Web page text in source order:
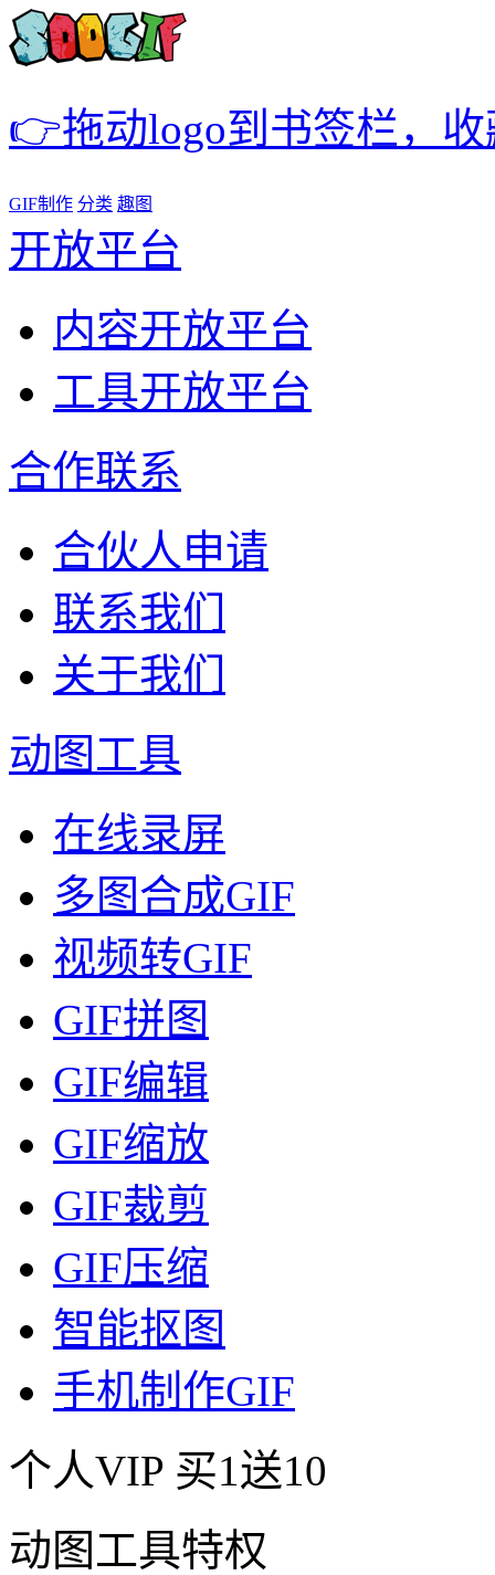
👉拖动logo到书签栏，
GIF制作 分类 趣图
开放平台
内容开放平台
工具开放平台
合作联系
合伙人申请
联系我们
关于我们
动图工具
在线录屏
多图合成GIF
视频转GIF
GIF拼图
GIF编辑
GIF缩放
GIF裁剪
GIF压缩
智能抠图
手机制作GIF
个人VIP 买1送10
动图工具特权